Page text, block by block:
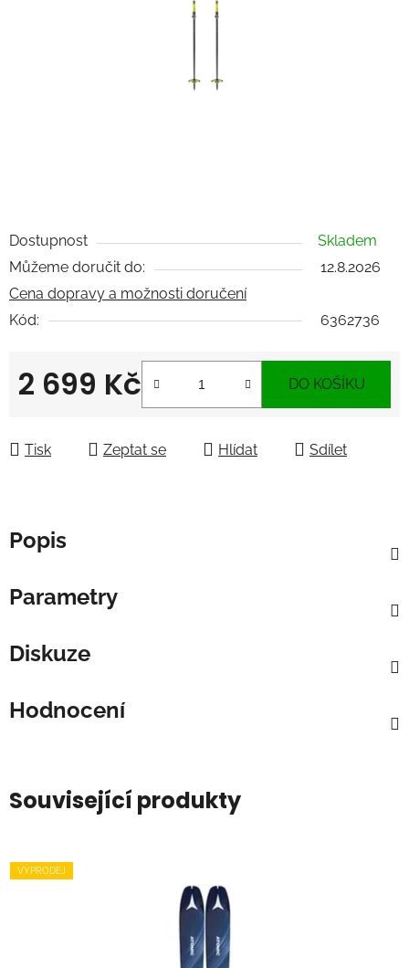
Dostupnost
Skladem
Můžeme doručit do:
12.8.2026
Cena dopravy a možnosti doručení
Kód:
6362736
2 699 Kč DO KOŠÍKU
Tisk Zeptat se Hlídat Sdílet
Popis
Parametry
Diskuze
Hodnocení
Související produkty
VÝPRODEJ